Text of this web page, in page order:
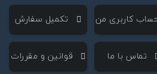
کاربری من ‌ تکمیل سفارش
‌ تماس با ما ‌ قوانین و مقررات